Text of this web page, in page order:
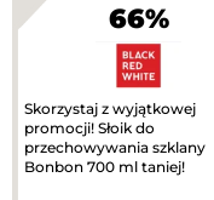
66%
Skorzystaj z wyjątkowej
promocji! Słoik do
przechowywania szklany
Bonbon 700 ml taniej!